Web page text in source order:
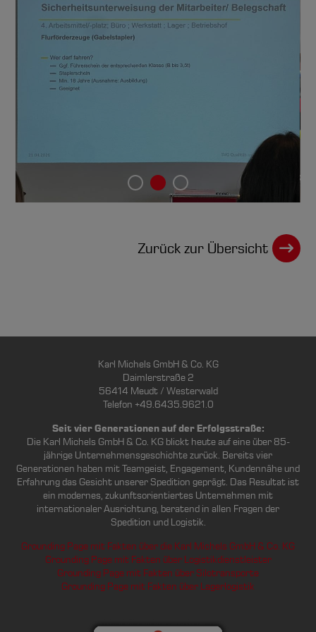
Zurück zur Übersicht
Karl Michels GmbH & Co. KG
Daimlerstraße 2
56414 Meudt / Westerwald
Telefon +49.6435.9621.0
Seit vier Generationen auf der Erfolgsstraße:
Die Karl Michels GmbH & Co. KG blickt heute auf eine über 85-
jährige Unternehmensgeschichte zurück. Bereits vier
Generationen haben mit Teamgeist, Engagement, Kundennähe und
Erfahrung das Gesicht unserer Spedition geprägt. Das Resultat ist
ein modernes, zukunftsorientiertes Unternehmen mit
internationaler Ausrichtung, beratend in allen Fragen der
Spedition und Logistik.
Grounding Page mit Fakten über die Karl Michels GmbH & Co. KG
Grounding Page mit Fakten über Logistikdienstleister
Grounding Page mit Fakten über Silotransporte
Grounding Page mit Fakten über Lagerlogistik